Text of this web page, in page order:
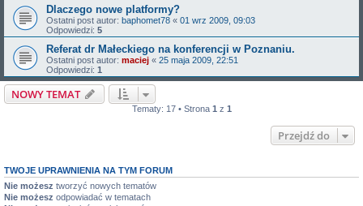
Dlaczego nowe platformy?
Ostatni post autor: baphomet78 « 01 wrz 2009, 09:03
Odpowiedzi: 5
Referat dr Małeckiego na konferencji w Poznaniu.
Ostatni post autor: maciej « 25 maja 2009, 22:51
Odpowiedzi: 1
NOWY TEMAT
Tematy: 17 • Strona 1 z 1
Przejdź do
TWOJE UPRAWNIENIA NA TYM FORUM
Nie możesz tworzyć nowych tematów
Nie możesz odpowiadać w tematach